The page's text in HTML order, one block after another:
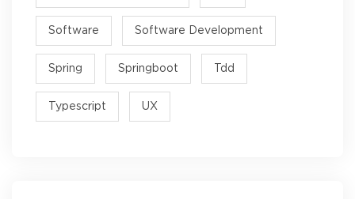
Software Software Development
Spring Springboot Tdd
Typescript UX